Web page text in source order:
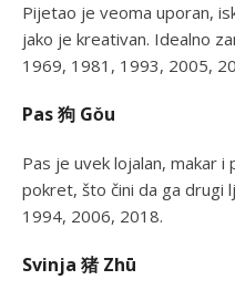
Pijetao je veoma uporan,
jako je kreativan. Idealno
1969, 1981, 1993, 2005,
Pas 狗 Gǒu
Pas je uvek lojalan, makar
pokret, što čini da ga drugi
1994, 2006, 2018.
Svinja 猪 Zhū